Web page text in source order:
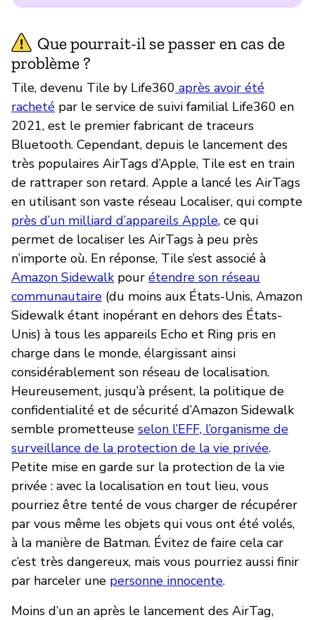
Que pourrait-il se passer en cas de
problème ?
Tile, devenu Tile by Life360 après avoir été
racheté par le service de suivi familial Life360 en
2021, est le premier fabricant de traceurs
Bluetooth. Cependant, depuis le lancement des
très populaires AirTags d’Apple, Tile est en train
de rattraper son retard. Apple a lancé les AirTags
en utilisant son vaste réseau Localiser, qui compte
près d’un milliard d’appareils Apple, ce qui
permet de localiser les AirTags à peu près
n’importe où. En réponse, Tile s’est associé à
Amazon Sidewalkpour étendre son réseau
communautaire (du moins aux États-Unis, Amazon
Sidewalk étant inopérant en dehors des États-
Unis) à tous les appareils Echo et Ring pris en
charge dans le monde, élargissant ainsi
considérablement son réseau de localisation.
Heureusement, jusqu’à présent, la politique de
confidentialité et de sécurité d’Amazon Sidewalk
semble prometteuse selon l’EFF, l’organisme de
surveillance de la protection de la vie privée.
Petite mise en garde sur la protection de la vie
privée : avec la localisation en tout lieu, vous
pourriez être tenté de vous charger de récupérer
par vous même les objets qui vous ont été volés,
à la manière de Batman. Évitez de faire cela car
c’est très dangereux, mais vous pourriez aussi finir
par harceler une personne innocente.
Moins d’un an après le lancement des AirTag,